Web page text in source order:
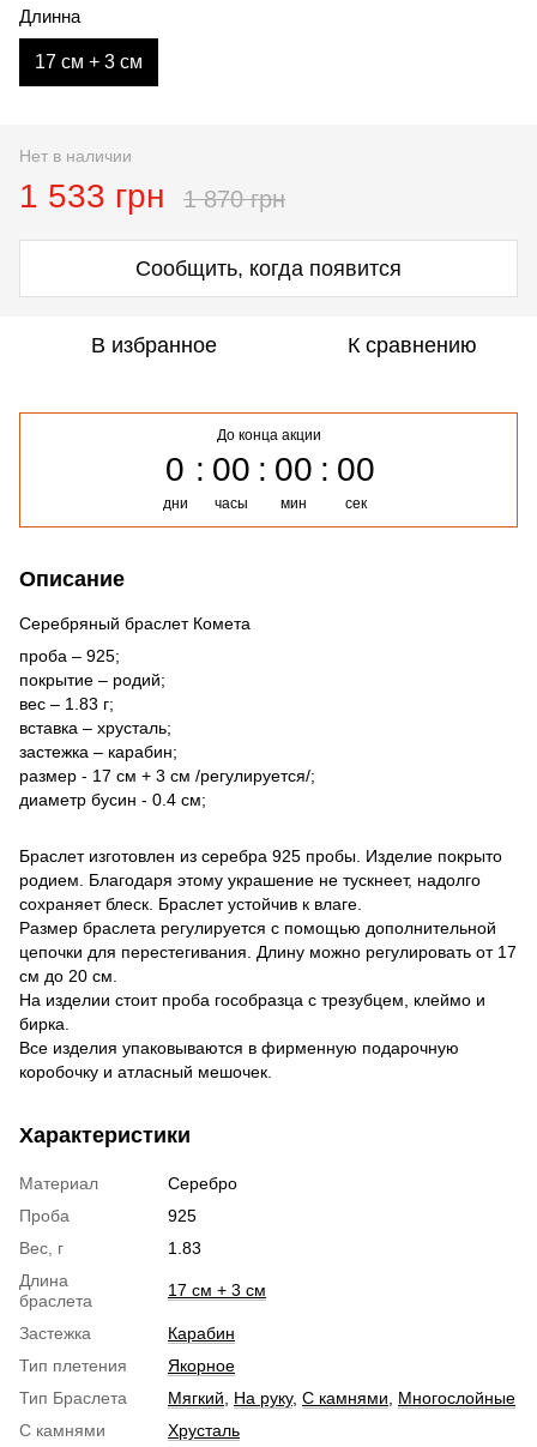
Длинна
17 см + 3 см
Нет в наличии
1 533 грн 1 870 грн
Сообщить, когда появится
В избранное К сравнению
До конца акции
0
дни
00
часы
00
мин
00
сек
Описание
Серебряный браслет Комета
проба – 925;
покрытие – родий;
вес – 1.83 г;
вставка – хрусталь;
застежка – карабин;
размер - 17 см + 3 см /регулируется/;
диаметр бусин - 0.4 см;
Браслет изготовлен из серебра 925 пробы. Изделие покрыто
родием. Благодаря этому украшение не тускнеет, надолго
сохраняет блеск. Браслет устойчив к влаге.
Размер браслета регулируется с помощью дополнительной
цепочки для перестегивания. Длину можно регулировать от 17
см до 20 см.
На изделии стоит проба гособразца с трезубцем, клеймо и
бирка.
Все изделия упаковываются в фирменную подарочную
коробочку и атласный мешочек.
Характеристики
Материал
Серебро
Проба
925
Вес, г
1.83
Длина
браслета
17 см + 3 см
Застежка
Карабин
Тип плетения
Якорное
Тип Браслета
Мягкий На руку, С камнями
Многослойные
С камнями
Хрусталь